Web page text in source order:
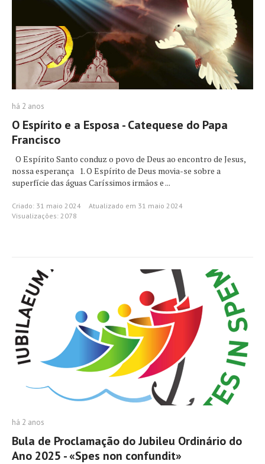
há 2 anos
O Espírito e a Esposa - Catequese do Papa
Francisco
O Espírito Santo conduz o povo de Deus ao encontro de Jesus,
nossa esperança 1. O Espírito de Deus movia-se sobre a
superfície das águas Caríssimos irmãos e ...
Criado: 31 maio 2024
Atualizado em 31 maio 2024
Visualizações: 2078
há 2 anos
Bula de Proclamação do Jubileu Ordinário do
Ano 2025 - «Spes non confundit»